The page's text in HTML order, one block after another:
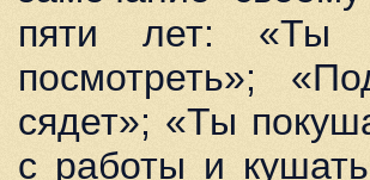
пяти лет: «Ты
посмотреть»;
сядет»; «Ты
с работы и